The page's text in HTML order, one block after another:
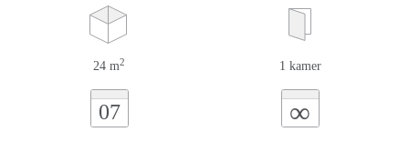
24 m2 1 kamer
07 ∞